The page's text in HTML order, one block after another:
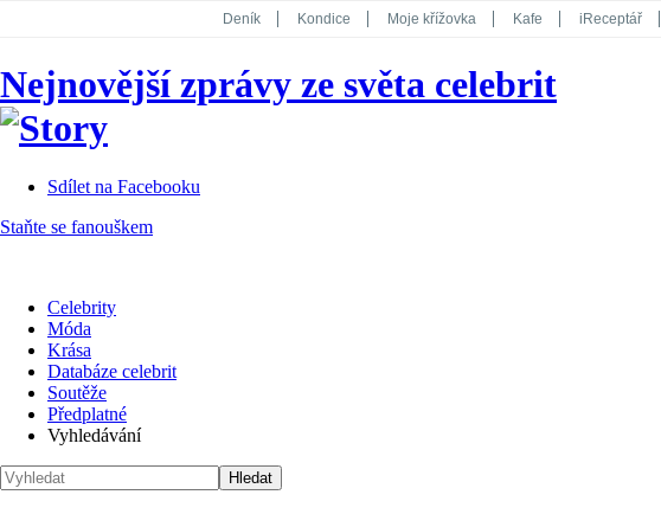
Deník Kondice Moje křížovka Kafe iReceptář
Koktejl
Nejnovější zprávy ze světa celebrit
Sdílet na Facebooku
Staňte se fanouškem
Celebrity
Móda
Krása
Databáze celebrit
Soutěže
Předplatné
Vyhledávání